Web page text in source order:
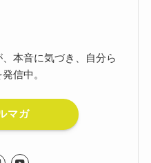
本音に気づき、自分ら
信中。
マガ